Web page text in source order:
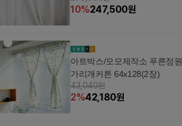
10%247,500원
아트박스/모모제작소 푸른정
가리개커튼 64x128(2장)
43,040원
2%42,180원